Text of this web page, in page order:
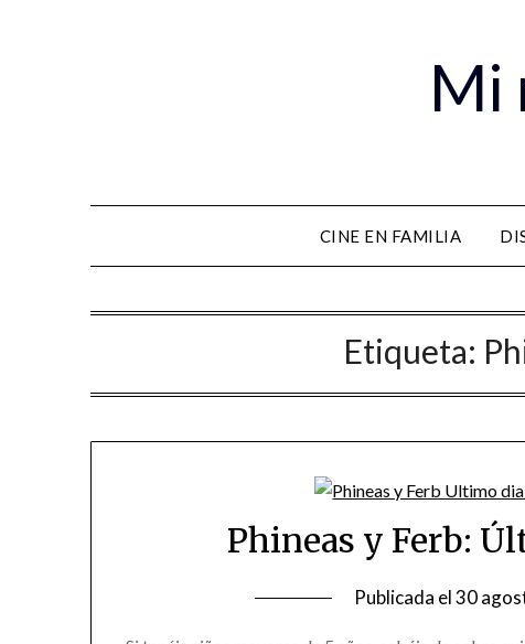
Mi
CINE EN FAMILIA
Etiqueta:
Phineas y Ferb:
Publicada el30